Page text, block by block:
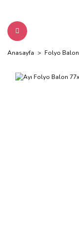
Anasayfa Folyo Balon